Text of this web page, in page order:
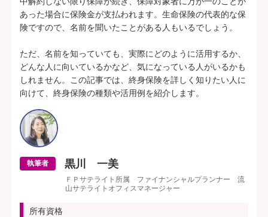
あった場合に保険金が支払われます。生命保険の代表的な保
険ですので、名前を聞いたことがある人もいるでしょう。
ただ、名前を知っていても、実際にどのように活用するか、
どんな人に向いているかなど、気になっている人がいるかも
しれません。この記事では、終身保険を詳しく知りたい人に
執筆者 黒川 一美
ＦＰサテライト所属 ファイナンシャルプランナー 流
山サテライトオフィスマネージャー
所有資格